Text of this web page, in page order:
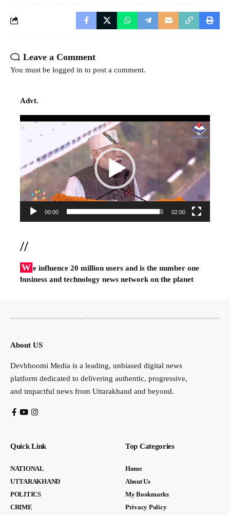
Leave a Comment
You must be logged in to post a comment.
Advt.
Video
00:00 02:00
//
W e influence 20 million users and is the number one
business and technology news network on the planet
About US
Devbhoomi Media is a leading, unbiased digital news
platform dedicated to delivering authentic, progressive,
and impactful news from Uttarakhand and beyond.
Quick Link
NATIONAL
UTTARAKHAND
POLITICS
CRIME
Top Categories
Home
About Us
My Bookmarks
Privacy Policy